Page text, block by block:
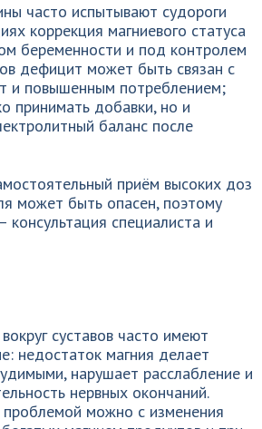
часто испытывают судороги
коррекция магниевого статуса
беременности и под контролем
дефицит может быть связан с
и повышенным потреблением;
принимать добавки, но и
баланс после
приём высоких доз
может быть опасен, поэтому
специалиста и
суставов часто имеют
недостаток магния делает
нарушает расслабление и
нервных окончаний.
можно с изменения